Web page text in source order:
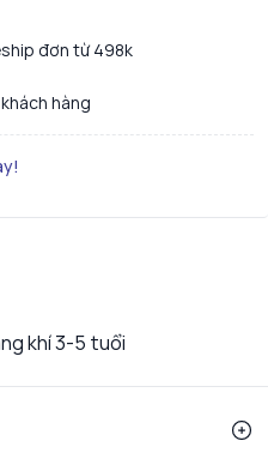
đơn từ 498k
hàng
khí 3-5 tuổi